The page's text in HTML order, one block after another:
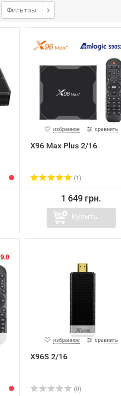
Фильтры
избранное сравнить
X96 Max Plus 2/16
(1)
1 649 грн.
Купить
избранное сравнить
X96S 2/16
(0)